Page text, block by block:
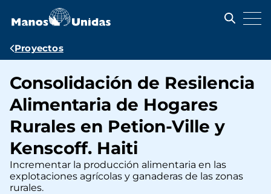
contenido
Ruta
navegación
Proyectos
Consolidación de Resilencia
Alimentaria de Hogares
Rurales en Petion-Ville y
Kenscoff. Haiti
Incrementar la producción alimentaria en las
explotaciones agrícolas y ganaderas de las zonas
rurales.